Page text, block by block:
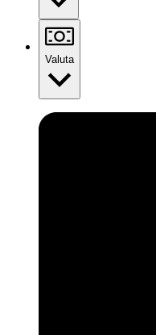
Valuta